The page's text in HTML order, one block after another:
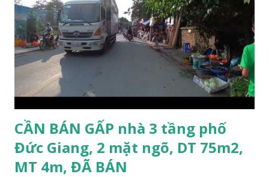
trước Tết Âm lịch; * Nhà nằm trong ngõ 206 đường Cổ Linh,
trước nhà là khoảng sân rộng ô tô đỗ cửa; * Cách chợ tạm
cuối ngõ 206 Cổ Linh khoảng 50m; * Cách mặt đường Cổ
Linh khoảng 150m; * Cách siêu thị Aeon Mall Long Biên
khoảng 200m; * Cách chân cầu Vĩnh Tuy khoảng 300m; *
Cách Trường Tiểu học Đoàn Kết, Trường cấ...
CẦN BÁN GẤP nhà 3 tầng phố
Đức Giang, 2 mặt ngõ, DT 75m2,
MT 4m, ĐÃ BÁN